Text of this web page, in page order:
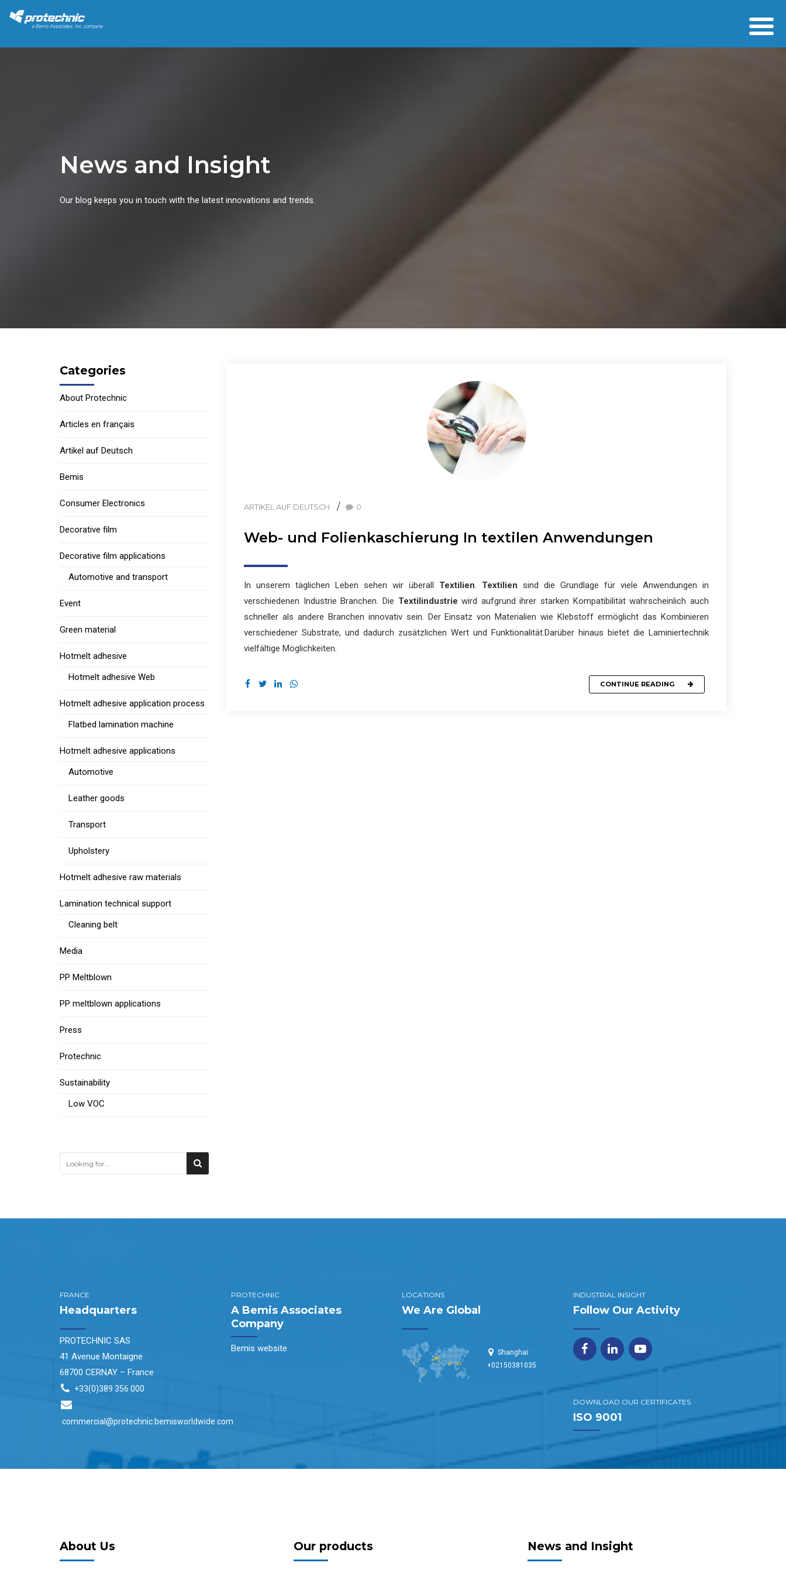
News and Insight
Our blog keeps you in touch with the latest innovations and trends.
ARTIKEL AUF DEUTSCH 0
Web- und Folienkaschierung In textilen Anwendungen
In unserem täglichen Leben sehen wir überall Textilien Textilien sind die Grundlage für viele Anwendungen in
verschiedenen Industrie Branchen. Die Textilindustrie wird aufgrund ihrer starken Kompatibilität wahrscheinlich auch
schneller als andere Branchen innovativ sein. Der Einsatz von Materialien wie Klebstoff ermöglicht das Kombinieren
verschiedener Substrate, und dadurch zusätzlichen Wert und Funktionalität.Darüber hinaus bietet die Laminiertechnik
vielfältige Möglichkeiten.
CONTINUE READING
Categories
About Protechnic
Articles en français
Artikel auf Deutsch
Bemis
Consumer Electronics
Decorative film
Decorative film applications
Automotive and transport
Event
Green material
Hotmelt adhesive
Hotmelt adhesive Web
Hotmelt adhesive application process
Flatbed lamination machine
Hotmelt adhesive applications
Automotive
Leather goods
Transport
Upholstery
Hotmelt adhesive raw materials
Lamination technical support
Cleaning belt
Media
PP Meltblown
PP meltblown applications
Press
Protechnic
Sustainability
Low VOC
FRANCE
Headquarters
PROTECHNIC SAS
41 Avenue Montaigne
68700 CERNAY – France
+33(0)389 356 000
commercial@protechnic.bemisworldwide.com
PROTECHNIC
A Bemis Associates
Company
Bemis website
LOCATIONS
We Are Global
Shanghai:
+02150381035
INDUSTRIAL INSIGHT
Follow Our Activity
DOWNLOAD OUR CERTIFICATES
ISO 9001
About Us Our products News and Insight